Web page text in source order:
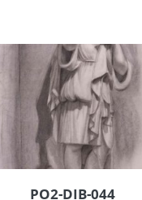
PO2-DIB-044